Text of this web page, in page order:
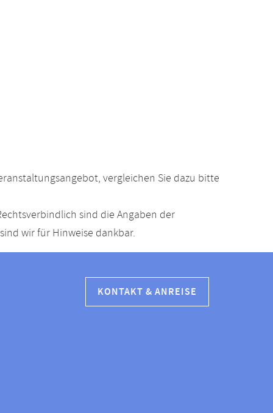
vergleichen Sie dazu bitte
sind die Angaben der
wir für Hinweise dankbar.
KONTAKT & ANREISE